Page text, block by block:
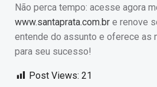
Não perca tempo: acesse agora
www.santaprata.com.br e renove
entende do assunto e oferece as
para seu sucesso!
Post Views: 21